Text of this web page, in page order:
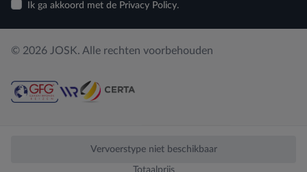
Vervoerstype niet beschikbaar
Totaalprijs
Ik ga akkoord met de Privacy Policy.
© 2026 JOSK. Alle rechten voorbehouden